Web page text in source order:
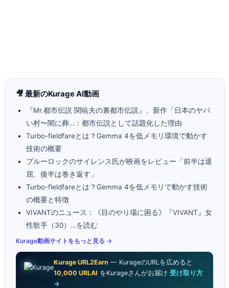
🎥 最新のKurage AI動画
『Mr.都市伝説 関暁夫の裏都市伝説』、新作「日本のヤバ
い村〜闇に葬…：都市伝説として話題化した理由
Turbo-fieldfareとは？Gemma 4を低メモリ環境で動かす
技術の概要
ブルーロックのサイレンス氏が映画をレビュー「前半は退
屈、後半は巻き返す」
Turbo-fieldfareとは？Gemma 4を低メモリで動かす技術
の概要と特徴
VIVANTのニュース：《目のやり場に困る》『VIVANT』女
性歌手（30）…を読む
Kurage動画サイトをもっと見る →
Kurage URL2Earn — KurageのURLを広めると
10,000 URLAI をKurageさんがお届け 受け取り方
→